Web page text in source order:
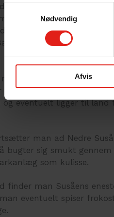
Nødvendig
Afvis
og bakkede ådal med
i Tystrup Sø,
ved Frederikskilde
Søerne oplever man
fugleliv; Ofte vil man
søerne inden man sejler
og eventuelt ligger til
man ad Nedre
bugter sig smukt gennem
som kulisse.
finder man Susåens
eventuelt spiser